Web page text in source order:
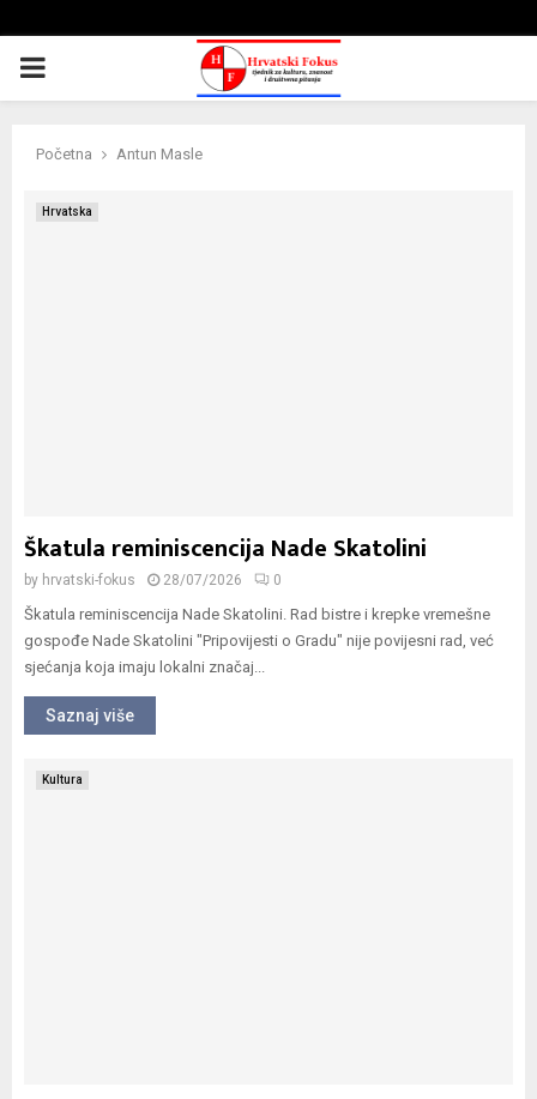
PRIMARY
Početna Antun Masle
Hrvatska
Škatula reminiscencija Nade Skatolini
by hrvatski-fokus 28/07/2026 0
Škatula reminiscencija Nade Skatolini. Rad bistre i krepke vremešne
gospođe Nade Skatolini "Pripovijesti o Gradu" nije povijesni rad, već
sjećanja koja imaju lokalni značaj...
Saznaj više
Kultura